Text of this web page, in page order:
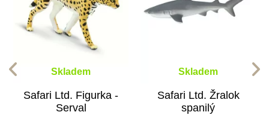
Skladem
Safari Ltd. Figurka -
Serval
Skladem
Safari Ltd. Žralok
spanilý